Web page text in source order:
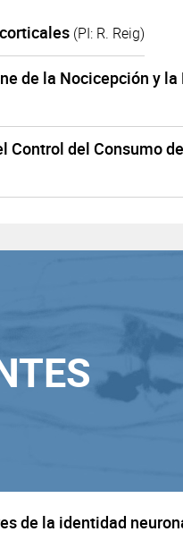
(PI: R. Reig)
de la Nocicepción y la
del Consumo
de la identidad